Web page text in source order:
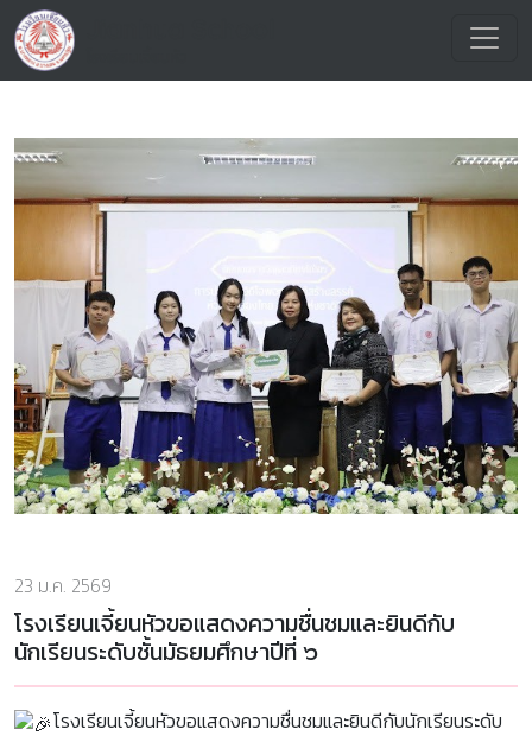
23 ม.ค. 2569
โรงเรียนเจี้ยนหัวขอแสดงความชื่นชมและยินดีกับ
นักเรียนระดับชั้นมัธยมศึกษาปีที่ ๖
โรงเรียนเจี้ยนหัวขอแสดงความชื่นชมและยินดีกับนักเรียนระดับ